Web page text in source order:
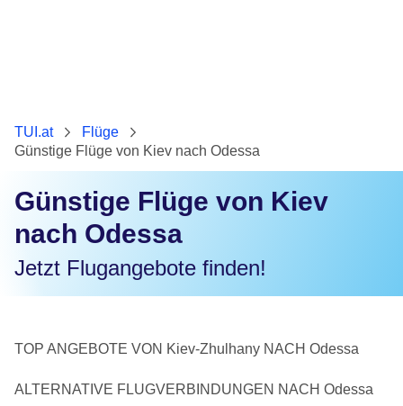
TUI.at
Flüge
Günstige Flüge von Kiev nach Odessa
Günstige Flüge von Kiev
nach Odessa
Jetzt Flugangebote finden!
TOP ANGEBOTE VON Kiev-Zhulhany NACH Odessa
ALTERNATIVE FLUGVERBINDUNGEN NACH Odessa